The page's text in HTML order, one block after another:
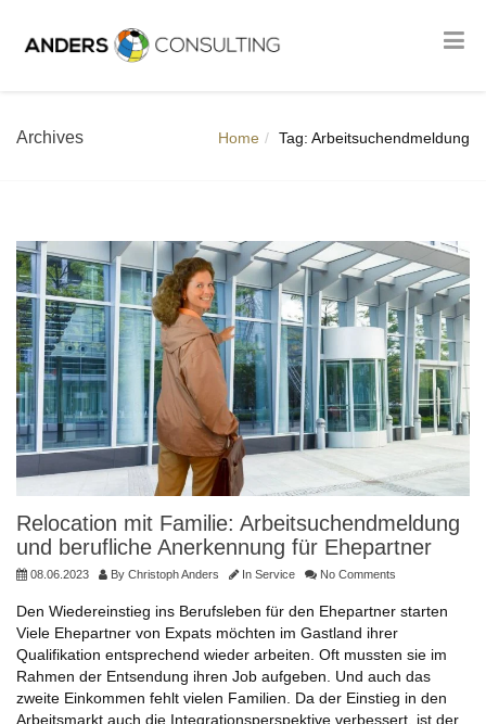
Archives Home Tag: Arbeitsuchendmeldung
Relocation mit Familie: Arbeitsuchendmeldung
und berufliche Anerkennung für Ehepartner
08.06.2023 By Christoph Anders In Service No Comments
Den Wiedereinstieg ins Berufsleben für den Ehepartner starten
Viele Ehepartner von Expats möchten im Gastland ihrer
Qualifikation entsprechend wieder arbeiten. Oft mussten sie im
Rahmen der Entsendung ihren Job aufgeben. Und auch das
zweite Einkommen fehlt vielen Familien. Da der Einstieg in den
Arbeitsmarkt auch die Integrationsperspektive verbessert, ist der